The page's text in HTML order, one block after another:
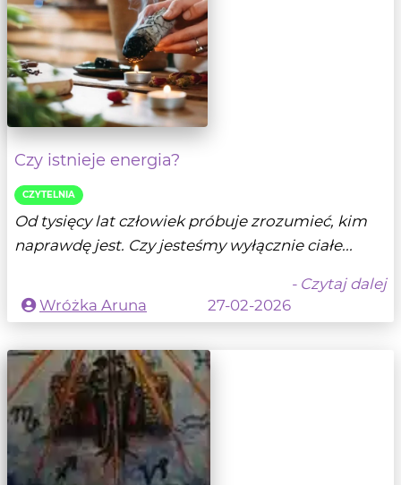
Czy istnieje energia?
CZYTELNIA
Od tysięcy lat człowiek próbuje zrozumieć, kim
naprawdę jest. Czy jesteśmy wyłącznie ciałe...
- Czytaj dalej
Wróżka Aruna
27-02-2026